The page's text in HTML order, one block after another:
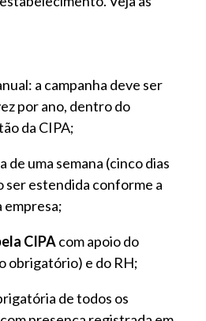
a campanha deve ser
por ano, dentro do
da CIPA;
de uma semana (cinco dias
ser estendida conforme a
empresa;
CIPAcom apoio do
obrigatório) e do RH;
de todos os